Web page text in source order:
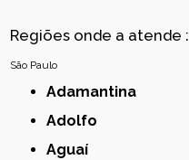
Regiões onde a atende :
São Paulo
Adamantina
Adolfo
Aguaí